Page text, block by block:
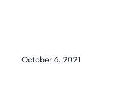
October 6, 2021